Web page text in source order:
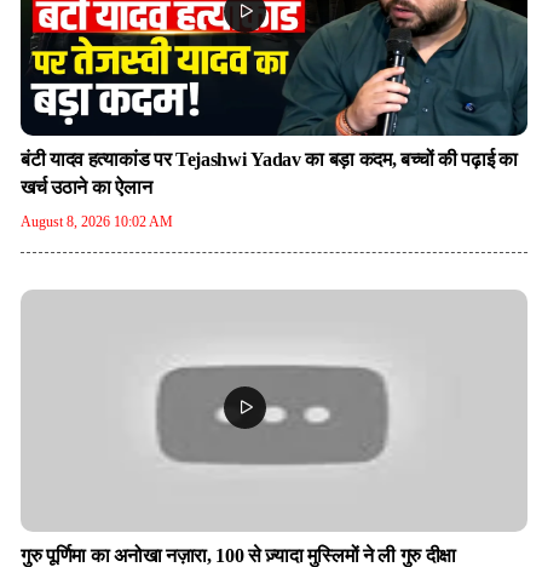
बंटी यादव हत्याकांड पर Tejashwi Yadav का बड़ा कदम, बच्चों की पढ़ाई का
खर्च उठाने का ऐलान
August 8, 2026 10:02 AM
गुरु पूर्णिमा का अनोखा नज़ारा, 100 से ज़्यादा मुस्लिमों ने ली गुरु दीक्षा